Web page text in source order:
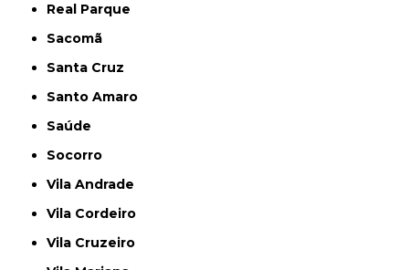
Real Parque
Sacomã
Santa Cruz
Santo Amaro
Saúde
Socorro
Vila Andrade
Vila Cordeiro
Vila Cruzeiro